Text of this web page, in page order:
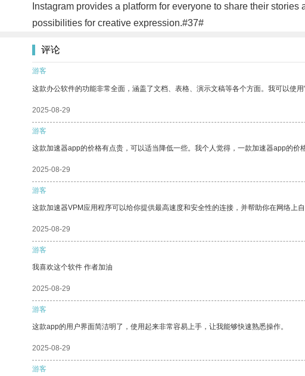
Instagram provides a platform for everyone to share their
possibilities for creative expression.#37#
评论
游客
这款办公软件的功能非常全面，涵盖了文档、表格、演示文稿等各个方面。我可以使
2025-08-29
游客
这款加速器app的价格有点贵，可以适当降低一些。我个人觉得，一款加速器app的价
2025-08-29
游客
这款加速器VPM应用程序可以给你提供最高速度和安全性的连接，并帮助你在网络上自
2025-08-29
游客
我喜欢这个软件 作者加油
2025-08-29
游客
这款app的用户界面简洁明了，使用起来非常容易上手，让我能够快速熟悉操作。
2025-08-29
游客